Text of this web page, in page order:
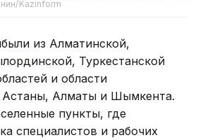
Kazinform
из Алматинской,
Туркестанской
и области
Астаны, Алматы и Шымкента.
пункты, где
специалистов и рабочих